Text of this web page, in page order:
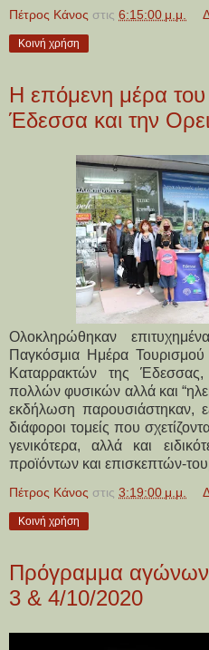
Πέτρος Κάνος στις 6:15:00 μ.μ.
Κοινή χρήση
Η επόμενη μέρα του
Έδεσσα και την
Ολοκληρώθηκαν
Παγκόσμια Ημέρα
Καταρρακτών της
πολλών φυσικών αλλά και
εκδήλωση παρουσιάστηκαν,
διάφοροι τομείς που
γενικότερα, αλλά και
προϊόντων και επισκεπτών-
Πέτρος Κάνος στις 3:19:00 μ.μ.
Κοινή χρήση
Πρόγραμμα αγώνων
3 & 4/10/2020